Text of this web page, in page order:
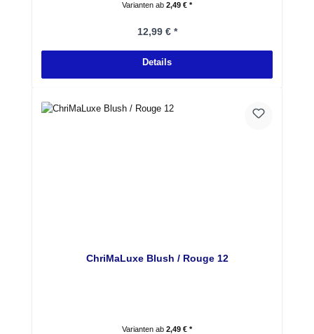
Varianten ab 2,49 € *
Regulärer Preis:
12,99 € *
Details
ChriMaLuxe Blush / Rouge 12
Varianten ab 2,49 € *